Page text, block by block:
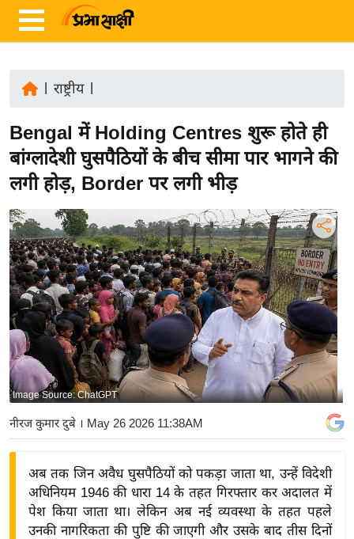
ज़ा
ख
र
रा
ष्ट्री
य
अं
त
र्रा
ष्ट्री
य
बि
ज़
ने
द्यो
राष्ट्रीय|
Bengal में Holding Centres शुरू होते ही
बांग्लादेशी घुसपैठियों के बीच सीमा पार भागने की
लगी होड़, Border पर लगी भीड़
Image Source: ChatGPT
नीरज कुमार दुबे । May 26 2026 11:38AM
अब तक जिन अवैध घुसपैठियों को पकड़ा जाता था, उन्हें विदेशी
अधिनियम 1946 की धारा 14 के तहत गिरफ्तार कर अदालत में
पेश किया जाता था। लेकिन अब नई व्यवस्था के तहत पहले
उनकी नागरिकता की पुष्टि की जाएगी और उसके बाद तीस दिनों